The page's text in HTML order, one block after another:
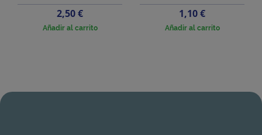
Precio
2,50 €
Añadir al carrito
Precio
1,10 €
Añadir al carrito